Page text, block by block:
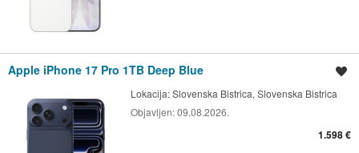
Apple iPhone 17 Pro 1TB Deep Blue
Lokacija:Slovenska Bistrica, Slovenska Bistrica
Objavljen:09.08.2026.
1.598 €